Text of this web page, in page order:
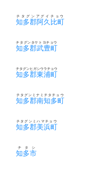
知多郡阿久比町
チタグンアグイチョウ
知多郡武豊町
チタグンタケトヨチョウ
知多郡東浦町
チタグンヒガシウラチョウ
知多郡南知多町
チタグンミナミチタチョウ
知多郡美浜町
チタグンミハマチョウ
知多市
チタシ